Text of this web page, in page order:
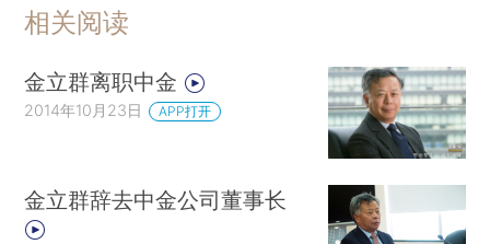
相关阅读
金立群离职中金
2014年10月23日 APP打开
金立群辞去中金公司董事长